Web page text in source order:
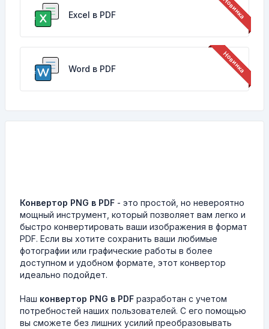
Excel в PDF
Word в PDF
Конвертор PNG в PDF - это простой, но невероятно
мощный инструмент, который позволяет вам легко и
быстро конвертировать ваши изображения в формат
PDF. Если вы хотите сохранить ваши любимые
фотографии или графические работы в более
доступном и удобном формате, этот конвертор
идеально подойдет.
Наш конвертор PNG в PDF разработан с учетом
потребностей наших пользователей. С его помощью
вы сможете без лишних усилий преобразовывать